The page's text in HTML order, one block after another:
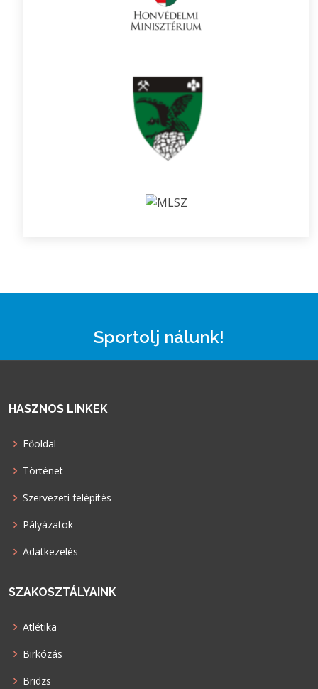
Sportolj nálunk!
HASZNOS LINKEK
Főoldal
Történet
Szervezeti felépítés
Pályázatok
Adatkezelés
SZAKOSZTÁLYAINK
Atlétika
Birkózás
Bridzs